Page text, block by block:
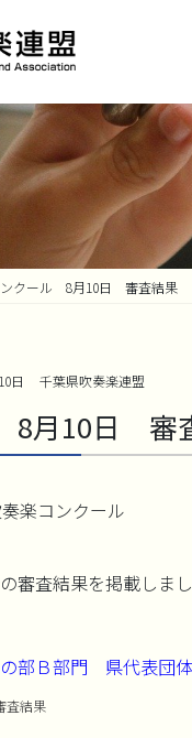
ンクール 8月10日 審査結果
日 千葉県吹奏楽連盟
8月10日 審
楽コンクール
査結果を掲載しまし
部Ｂ部門 県代表団
査結果